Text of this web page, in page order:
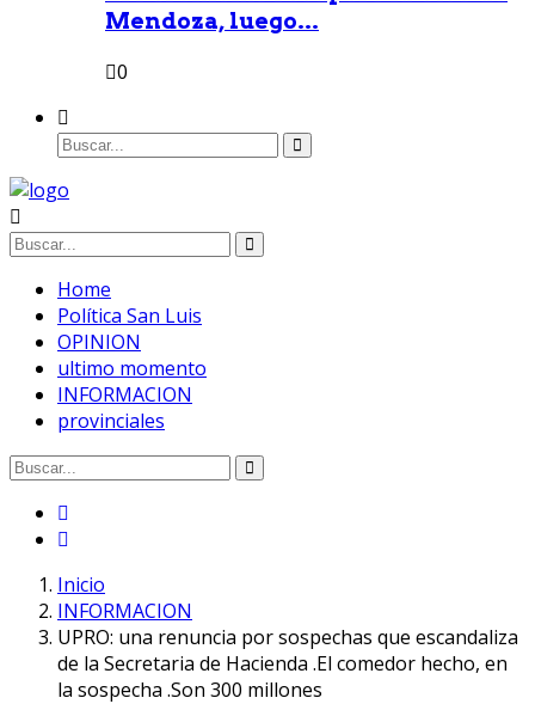
Mendoza, luego...
0
Home
Política San Luis
OPINION
ultimo momento
INFORMACION
provinciales
Inicio
INFORMACION
UPRO: una renuncia por sospechas que escandaliza
de la Secretaria de Hacienda .El comedor hecho, en
la sospecha .Son 300 millones